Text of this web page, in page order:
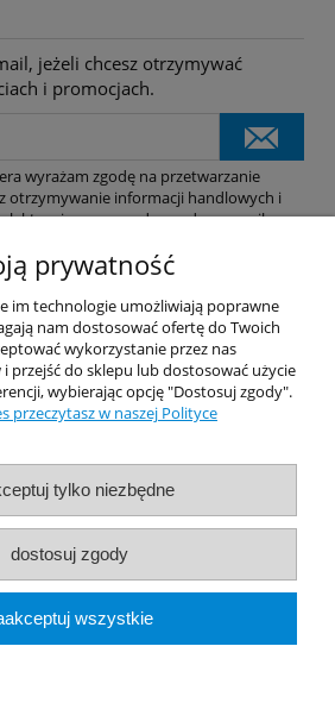
jeżeli chcesz otrzymywać
i promocjach.
wyrażam zgodę na przetwarzanie
otrzymywanie informacji handlowych i
na podany adres e-mail.
Pomoc
Dostawa
Moje konto
O firmie
Strony
prywatność
im technologie umożliwiają poprawne
nam dostosować ofertę do Twoich
wykorzystanie przez nas
przejść do sklepu lub dostosować użycie
wybierając opcję "Dostosuj zgody".
przeczytasz w naszej Polityce
tylko niezbędne
dostosuj zgody
wszystkie